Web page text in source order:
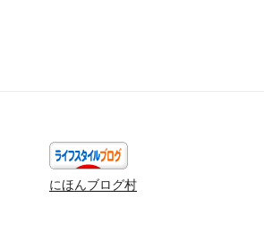
にほんブログ村